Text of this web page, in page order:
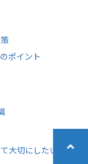
ポイント
大切にしたい